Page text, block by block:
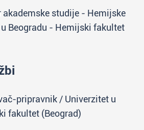
studije - Hemijske
Beogradu - Hemijski fakultet
pripravnik / Univerzitet u
fakultet (Beograd)